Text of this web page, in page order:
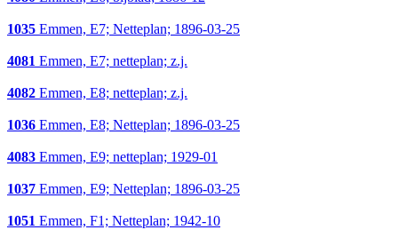
1035 Emmen, E7; Netteplan; 1896-03-25
4081 Emmen, E7; netteplan; z.j.
4082 Emmen, E8; netteplan; z.j.
1036 Emmen, E8; Netteplan; 1896-03-25
4083 Emmen, E9; netteplan; 1929-01
1037 Emmen, E9; Netteplan; 1896-03-25
1051 Emmen, F1; Netteplan; 1942-10